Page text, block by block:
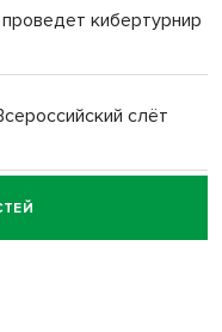
кибертурнир
слёт